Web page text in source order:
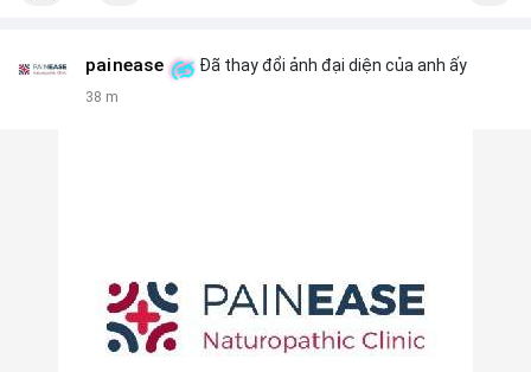
painease Đã thay đổi ảnh đại diện của anh ấy
38 m